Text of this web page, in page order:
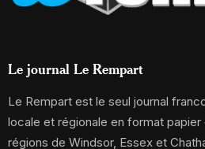
Le journal Le Rempart
Le Rempart est le seul journal
locale et régionale en format papier
régions de Windsor, Essex et